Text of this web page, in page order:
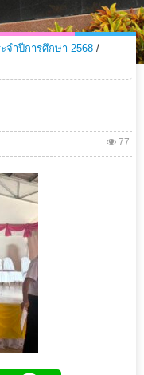
จำปีการศึกษา 2568 /
77